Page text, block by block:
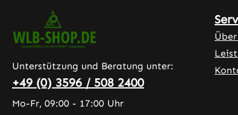
Unterstützung und Beratung unter:
+49 (0) 3596 / 508 2400
Mo-Fr, 09:00 - 17:00 Uhr